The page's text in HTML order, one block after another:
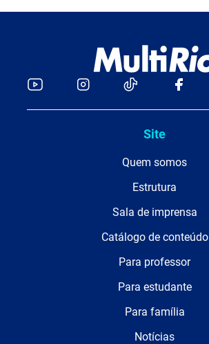
Site
Quem somos
Estrutura
Sala de imprensa
Catálogo de conteúdo
Para professor
Para estudante
Para família
Notícias